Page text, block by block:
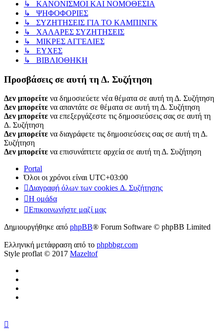
↳ ΚΑΝΟΝΙΣΜΟΙ ΚΑΙ ΝΟΜΟΘΕΣΙΑ
↳ ΨΗΦΟΦΟΡΙΕΣ
↳ ΣΥΖΗΤΗΣΕΙΣ ΓΙΑ ΤΟ ΚΑΜΠΙΝΓΚ
↳ ΧΑΛΑΡΕΣ ΣΥΖΗΤΗΣΕΙΣ
↳ ΜΙΚΡΕΣ ΑΓΓΕΛΙΕΣ
↳ ΕΥΧΕΣ
↳ ΒΙΒΛΙΟΘΗΚΗ
Προσβάσεις σε αυτή τη Δ. Συζήτηση
Δεν μπορείτε να δημοσιεύετε νέα θέματα σε αυτή τη Δ. Συζήτηση
Δεν μπορείτε να απαντάτε σε θέματα σε αυτή τη Δ. Συζήτηση
Δεν μπορείτε να επεξεργάζεστε τις δημοσιεύσεις σας σε αυτή τη
Δ. Συζήτηση
Δεν μπορείτε να διαγράφετε τις δημοσιεύσεις σας σε αυτή τη Δ.
Συζήτηση
Δεν μπορείτε να επισυνάπτετε αρχεία σε αυτή τη Δ. Συζήτηση
Portal
Όλοι οι χρόνοι είναι UTC+03:00
Διαγραφή όλων των cookies Δ. Συζήτησης
Η ομάδα
Επικοινωνήστε μαζί μας
Δημιουργήθηκε από phpBB® Forum Software © phpBB Limited
Ελληνική μετάφραση από το phpbbgr.com
Style proflat © 2017 Mazeltof